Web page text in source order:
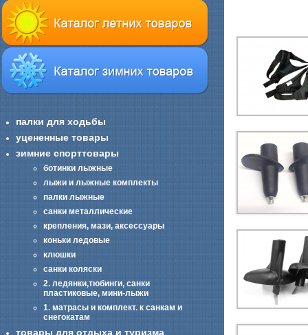
палки для ходьбы
уцененные товары
зимние спорттовары
ботинки лыжные
лыжи и лыжные комплекты
палки лыжные
санки металлические
крепления, мази, аксессуары
коньки ледовые
клюшки
санки коляски
2. ледянки,тюбинги, санки
пластиковые, мини-лыжи
1. матрасы и комплект. к санкам и
снегокатам
товары для отдыха и туризма